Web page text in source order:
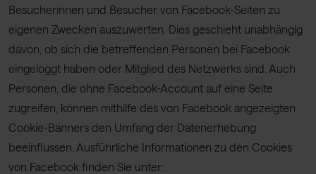
Besucherinnen und Besucher von Facebook-Seiten zu
eigenen Zwecken auszuwerten. Dies geschieht unabhängig
davon, ob sich die betreffenden Personen bei Facebook
eingeloggt haben oder Mitglied des Netzwerks sind. Auch
Personen, die ohne Facebook-Account auf eine Seite
zugreifen, können mithilfe des von Facebook angezeigten
Cookie-Banners den Umfang der Datenerhebung
beeinflussen. Ausführliche Informationen zu den Cookies
von Facebook finden Sie unter: